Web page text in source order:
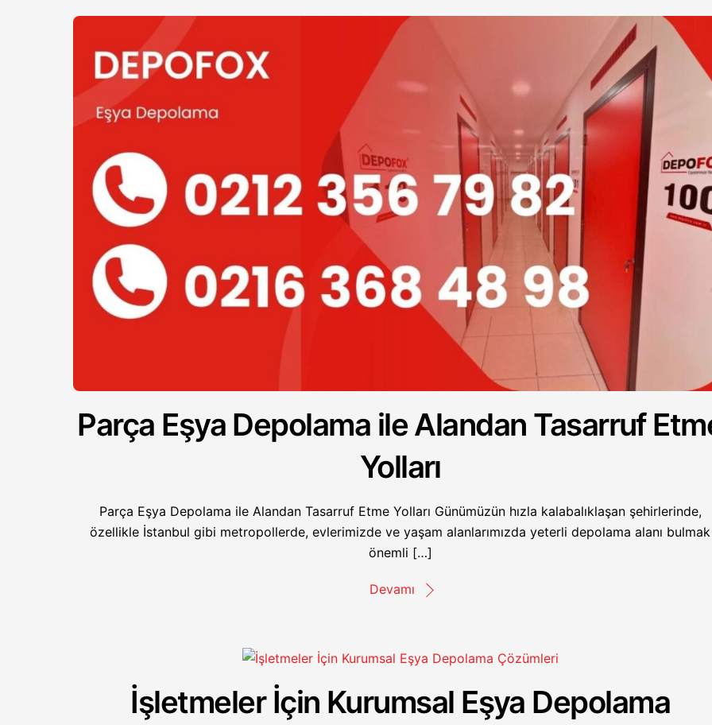
Parça Eşya Depolama ile Alandan Tasarruf
Yolları
Parça Eşya Depolama ile Alandan Tasarruf Etme Yolları Günümüzün hızla kalabalıklaşan şehirlerinde,
özellikle İstanbul gibi metropollerde, evlerimizde ve yaşam alanlarımızda yeterli depolama alanı bulmak
önemli […]
Devamı
İşletmeler İçin Kurumsal Eşya Depolama